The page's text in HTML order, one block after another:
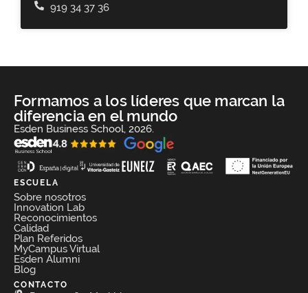
919 34 37 36
Formamos a los líderes que marcan la
diferencia en el mundo
Esden Business School, 2026.
ESCUELA
Sobre nosotros
Innovation Lab
Reconocimientos
Calidad
Plan Referidos
MyCampus Virtual
Esden Alumni
Blog
CONTACTO